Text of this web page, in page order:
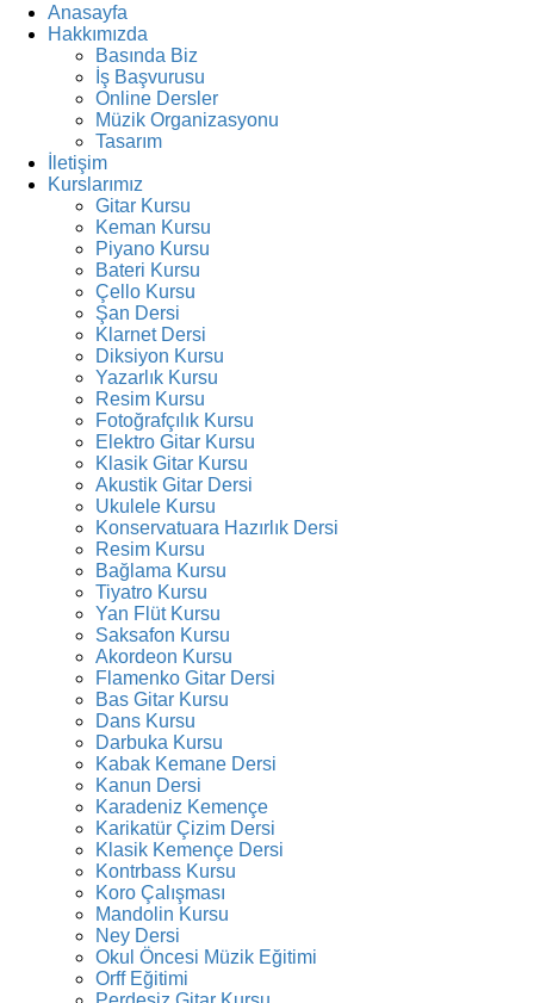
Anasayfa
Hakkımızda
Basında Biz
İş Başvurusu
Online Dersler
Müzik Organizasyonu
Tasarım
İletişim
Kurslarımız
Gitar Kursu
Keman Kursu
Piyano Kursu
Bateri Kursu
Çello Kursu
Şan Dersi
Klarnet Dersi
Diksiyon Kursu
Yazarlık Kursu
Resim Kursu
Fotoğrafçılık Kursu
Elektro Gitar Kursu
Klasik Gitar Kursu
Akustik Gitar Dersi
Ukulele Kursu
Konservatuara Hazırlık Dersi
Resim Kursu
Bağlama Kursu
Tiyatro Kursu
Yan Flüt Kursu
Saksafon Kursu
Akordeon Kursu
Flamenko Gitar Dersi
Bas Gitar Kursu
Dans Kursu
Darbuka Kursu
Kabak Kemane Dersi
Kanun Dersi
Karadeniz Kemençe
Karikatür Çizim Dersi
Klasik Kemençe Dersi
Kontrbass Kursu
Koro Çalışması
Mandolin Kursu
Ney Dersi
Okul Öncesi Müzik Eğitimi
Orff Eğitimi